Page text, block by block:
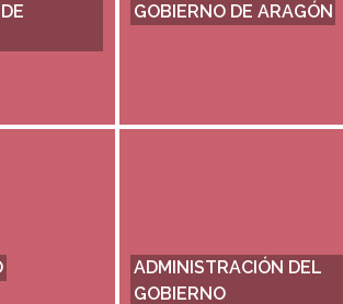
GOBIERNO DE ARAGÓN
ADMINISTRACIÓN DEL
GOBIERNO